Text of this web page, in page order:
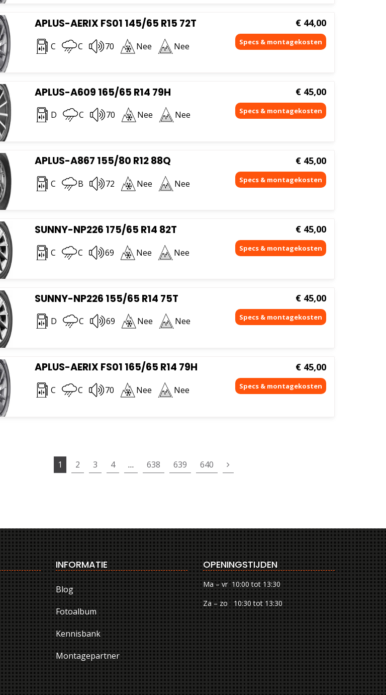
APLUS-AERIX FS01 145/65 R15 72T
C C 70 Nee Nee
€ 44,00
APLUS-A609 165/65 R14 79H
D C 70 Nee Nee
€ 45,00
APLUS-A867 155/80 R12 88Q
C B 72 Nee Nee
€ 45,00
SUNNY-NP226 175/65 R14 82T
C C 69 Nee Nee
€ 45,00
SUNNY-NP226 155/65 R14 75T
D C 69 Nee Nee
€ 45,00
APLUS-AERIX FS01 165/65 R14 79H
C C 70 Nee Nee
€ 45,00
1 2 3 4 … 638 639 640
INFORMATIE
Blog
Fotoalbum
Kennisbank
Montagepartner
OPENINGSTIJDEN
Ma – vr 10:00 tot 13:30
Za – zo 10:30 tot 13:30